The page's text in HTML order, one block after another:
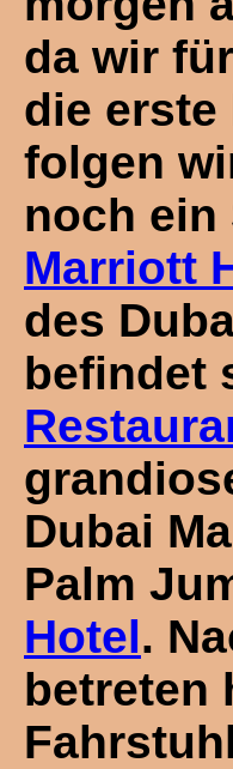
da wir
die
folgen
noch
Marriott
des
befindet
Dubai
Palm
Hotel.
betreten